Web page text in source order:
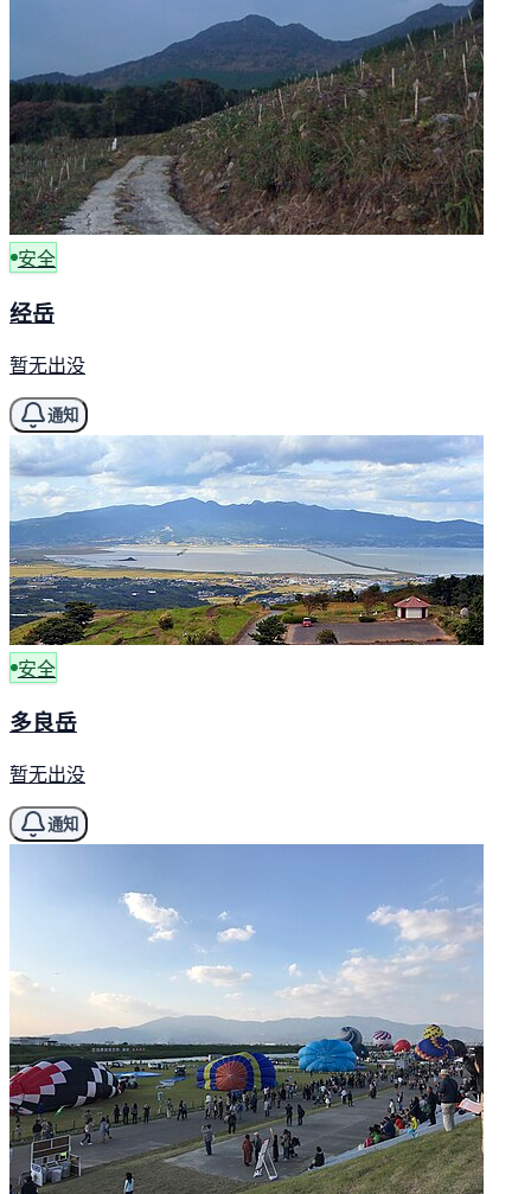
安全
经岳
暂无出没
通知
安全
多良岳
暂无出没
通知